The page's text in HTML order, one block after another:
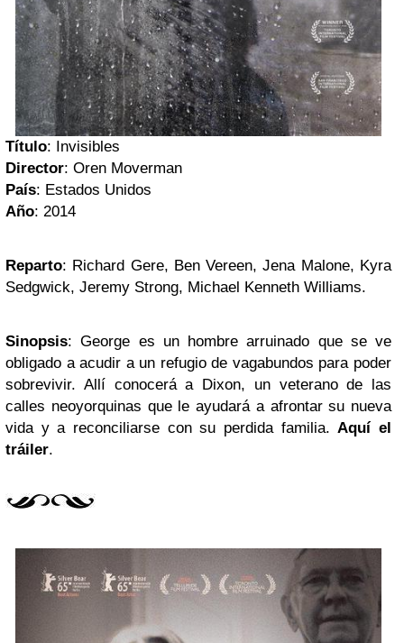
Título: Invisibles
Director: Oren Moverman
País: Estados Unidos
Año: 2014
Reparto: Richard Gere, Ben Vereen, Jena Malone, Kyra
Sedgwick, Jeremy Strong, Michael Kenneth Williams.
Sinopsis: George es un hombre arruinado que se ve
obligado a acudir a un refugio de vagabundos para poder
sobrevivir. Allí conocerá a Dixon, un veterano de las
calles neoyorquinas que le ayudará a afrontar su nueva
vida y a reconciliarse con su perdida familia.Aquí el
tráiler.